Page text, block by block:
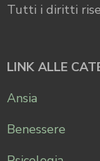
Tutti i diritti
LINK ALLE
Ansia
Benessere